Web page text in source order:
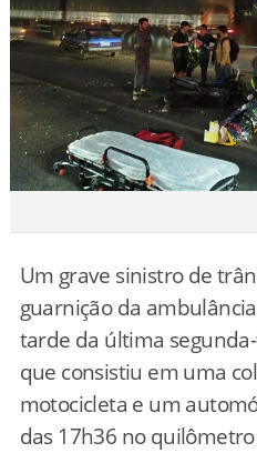
Um grave sinistro de
guarnição da
tarde da última
que consistiu em uma
motocicleta e um
das 17h36 no